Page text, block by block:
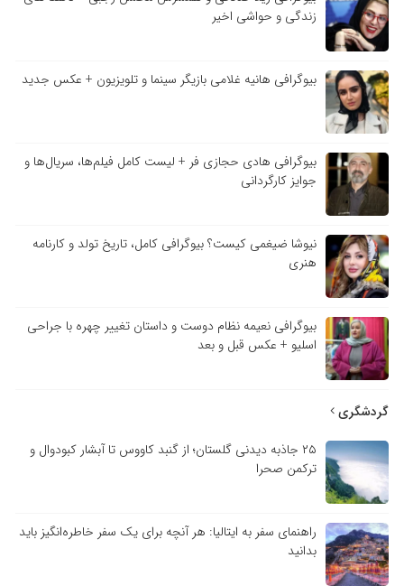
زندگی و حواشی اخیر
بیوگرافی هانیه غلامی بازیگر سینما و تلویزیون + عکس جدید
بیوگرافی هادی حجازی فر + لیست کامل فیلم‌ها، سریال‌ها و
جوایز کارگردانی
نیوشا ضیغمی کیست؟ بیوگرافی کامل، تاریخ تولد و کارنامه
هنری
بیوگرافی نعیمه نظام دوست و داستان تغییر چهره با جراحی
اسلیو + عکس قبل و بعد
گردشگری
۲۵ جاذبه دیدنی گلستان؛ از گنبد کاووس تا آبشار کبودوال و
ترکمن صحرا
راهنمای سفر به ایتالیا: هر آنچه برای یک سفر خاطره‌انگیز باید
بدانید